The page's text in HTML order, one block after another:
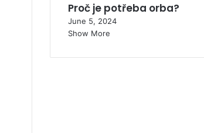
Proč je potřeba orba?
June 5, 2024
Show More